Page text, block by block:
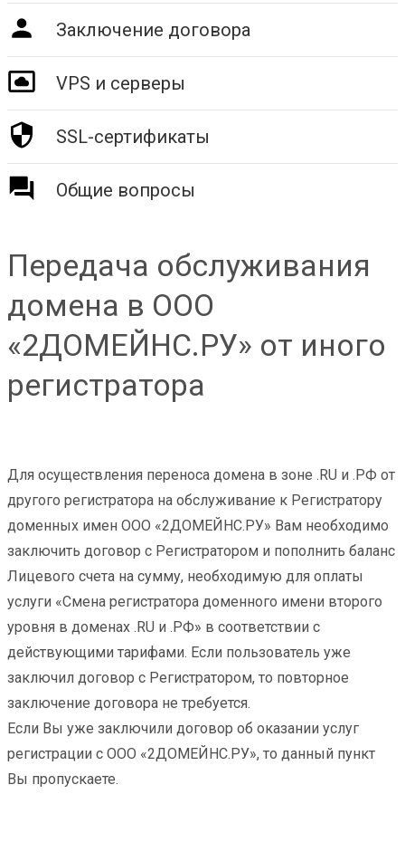
Заключение договора
VPS и серверы
SSL-сертификаты
Общие вопросы
Передача обслуживания
домена в ООО
«2ДОМЕЙНС.РУ» от иного
регистратора
Для осуществления переноса домена в зоне .RU и .РФ от
другого регистратора на обслуживание к Регистратору
доменных имен ООО «2ДОМЕЙНС.РУ» Вам необходимо
заключить договор с Регистратором и пополнить баланс
Лицевого счета на сумму, необходимую для оплаты
услуги «Смена регистратора доменного имени второго
уровня в доменах .RU и .РФ» в соответствии с
действующими тарифами. Если пользователь уже
заключил договор с Регистратором, то повторное
заключение договора не требуется.
Если Вы уже заключили договор об оказании услуг
регистрации с ООО «2ДОМЕЙНС.РУ», то данный пункт
Вы пропускаете.